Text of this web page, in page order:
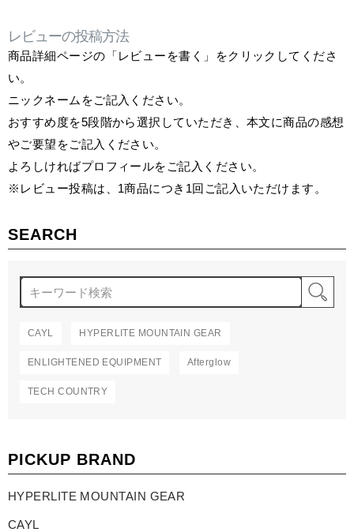
SEARCH
CAYL HYPERLITE MOUNTAIN GEAR
ENLIGHTENED EQUIPMENT Afterglow
TECH COUNTRY
PICKUP BRAND
HYPERLITE MOUNTAIN GEAR
CAYL
レビューの投稿方法
商品詳細ページの「レビューを書く」をクリックしてくださ
い。
ニックネームをご記入ください。
おすすめ度を5段階から選択していただき、本文に商品の感想
やご要望をご記入ください。
よろしければプロフィールをご記入ください。
※レビュー投稿は、1商品につき1回ご記入いただけます。